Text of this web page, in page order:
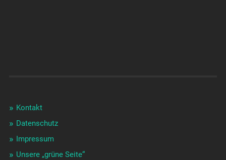
Kontakt
Datenschutz
Impressum
Unsere „grüne Seite“